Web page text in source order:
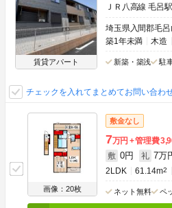
賃貸アパート
ＪＲ八高線 毛呂
埼玉県入間郡毛
築1年未満
木造
新築・築浅 駐
チェックを入れてまとめてお問い合わ
画像：20枚
敷金なし
7万円 管理費
敷 0円 礼 7万
2LDK 61.14m2
ネット無料 ペ